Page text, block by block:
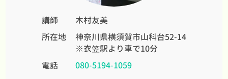
講師
木村友美
所在地
神奈川県横須賀市山科台52-14
※衣笠駅より車で10分
電話
080-5194-1059